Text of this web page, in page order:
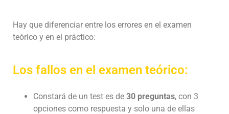
Hay que diferenciar entre los errores en el examen
teórico y en el práctico:
Los fallos en el examen teórico:
Constará de un test es de 30 preguntas, con 3
opciones como respuesta y solo una de ellas